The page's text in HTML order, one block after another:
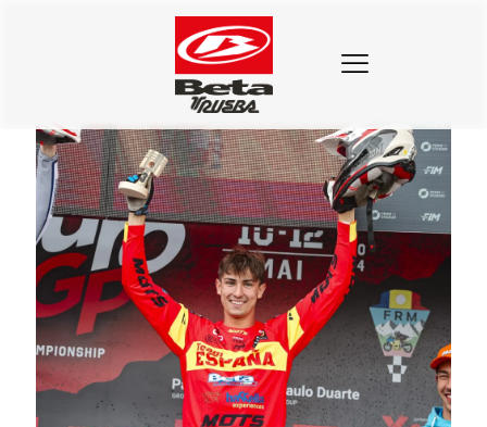
Etiquetas Autores Mostrar todo